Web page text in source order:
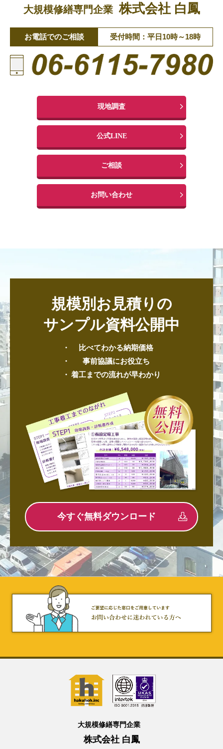
大規模修繕専門企業 株式会社 白鳳
お電話でのご相談 受付時間：平日10時～18時
現地調査
公式LINE
ご相談
お問い合わせ
規模別お見積りの
サンプル資料公開中
比べてわかる納期価格
事前協議にお役立ち
着工までの流れが早わかり
今すぐ無料ダウンロード
大規模修繕専門企業
株式会社 白鳳